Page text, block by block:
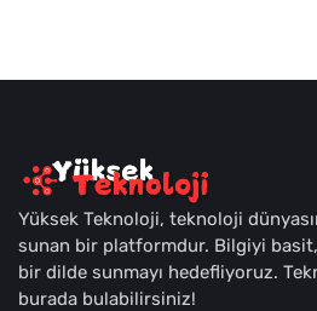
Yüksek Teknoloji, teknoloji
sunan bir platformdur. Bilgiyi basit,
bir dilde sunmayı hedefliyoruz.
burada bulabilirsiniz!